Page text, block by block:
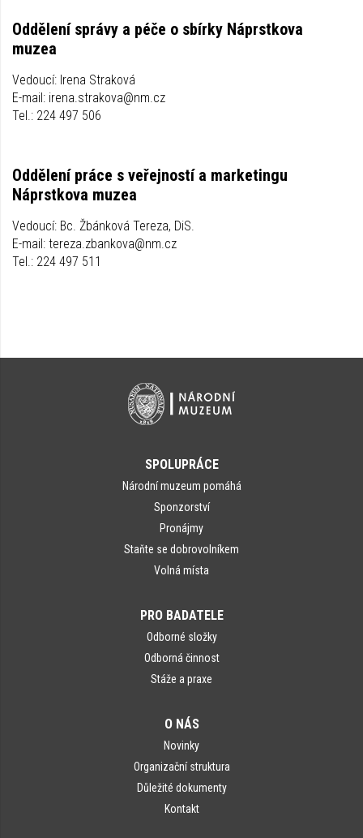
Oddělení správy a péče o sbírky Náprstkova
muzea
Vedoucí: Irena Straková
E-mail: irena.strakova@nm.cz
Tel.: 224 497 506
Oddělení práce s veřejností a marketingu
Náprstkova muzea
Vedoucí: Bc. Žbánková Tereza, DiS.
E-mail: tereza.zbankova@nm.cz
Tel.: 224 497 511
SPOLUPRÁCE
Národní muzeum pomáhá
Sponzorství
Pronájmy
Staňte se dobrovolníkem
Volná místa
PRO BADATELE
Odborné složky
Odborná činnost
Stáže a praxe
O NÁS
Novinky
Organizační struktura
Důležité dokumenty
Kontakt